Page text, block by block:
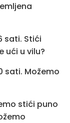
sati. Stići
ući u vilu?
sati. Možemo
stići puno